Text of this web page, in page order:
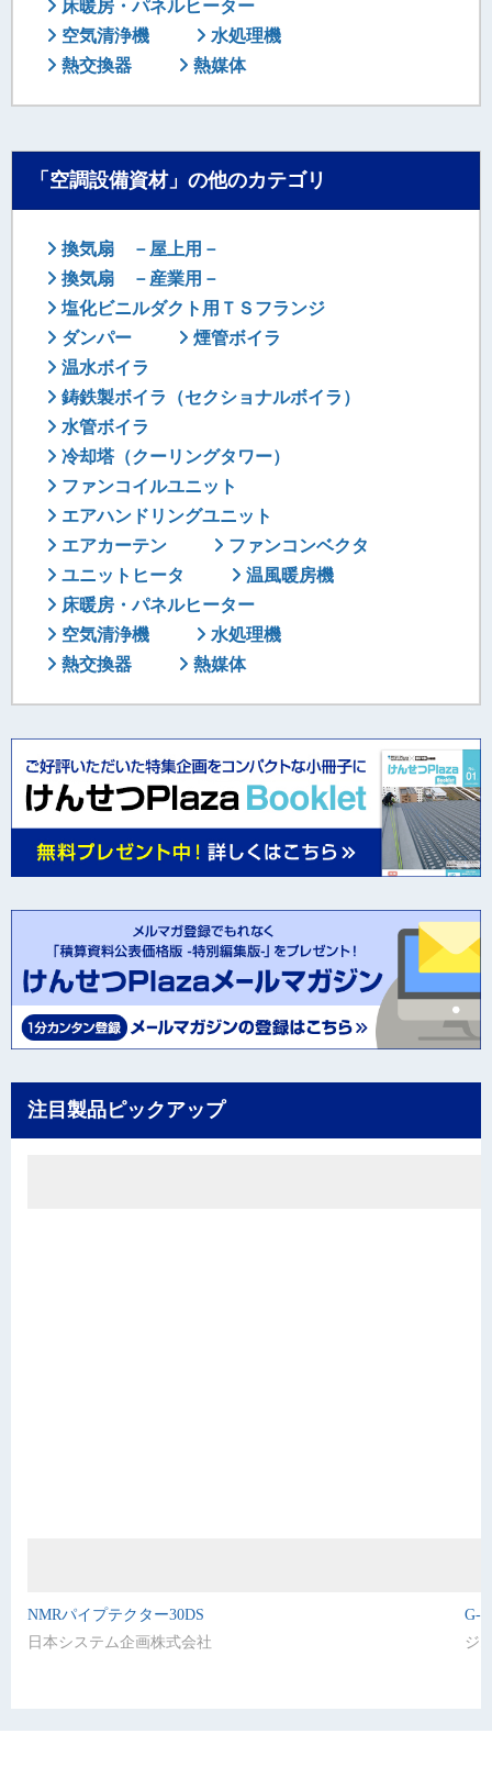
床暖房・パネルヒーター
空気清浄機
水処理機
熱交換器
熱媒体
「空調設備資材」の他のカテゴリ
換気扇 －屋上用－
換気扇 －産業用－
塩化ビニルダクト用ＴＳフランジ
ダンパー
煙管ボイラ
温水ボイラ
鋳鉄製ボイラ（セクショナルボイラ）
水管ボイラ
冷却塔（クーリングタワー）
ファンコイルユニット
エアハンドリングユニット
エアカーテン
ファンコンベクタ
ユニットヒータ
温風暖房機
床暖房・パネルヒーター
空気清浄機
水処理機
熱交換器
熱媒体
注目製品ピックアップ
NMRパイプテクター30DS
日本システム企画株式会社
G-
ジ